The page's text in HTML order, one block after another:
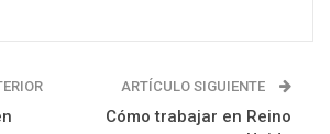
ARTÍCULO SIGUIENTE
Cómo trabajar en Reino